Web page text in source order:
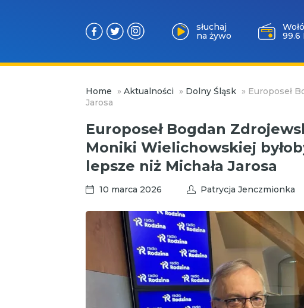
słuchaj
na żywo
99.6
Home » Aktualności » Dolny Śląsk » Europoseł
Jarosa
Europoseł Bogdan
Moniki Wielichowskiej
lepsze niż Michała Jarosa
10 marca 2026 Patrycja Jenczmionka